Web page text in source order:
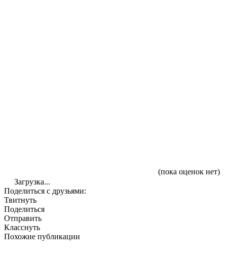
(пока оценок нет)
Загрузка...
Поделиться с друзьями:
Твитнуть
Поделиться
Отправить
Класснуть
Похожие публикации